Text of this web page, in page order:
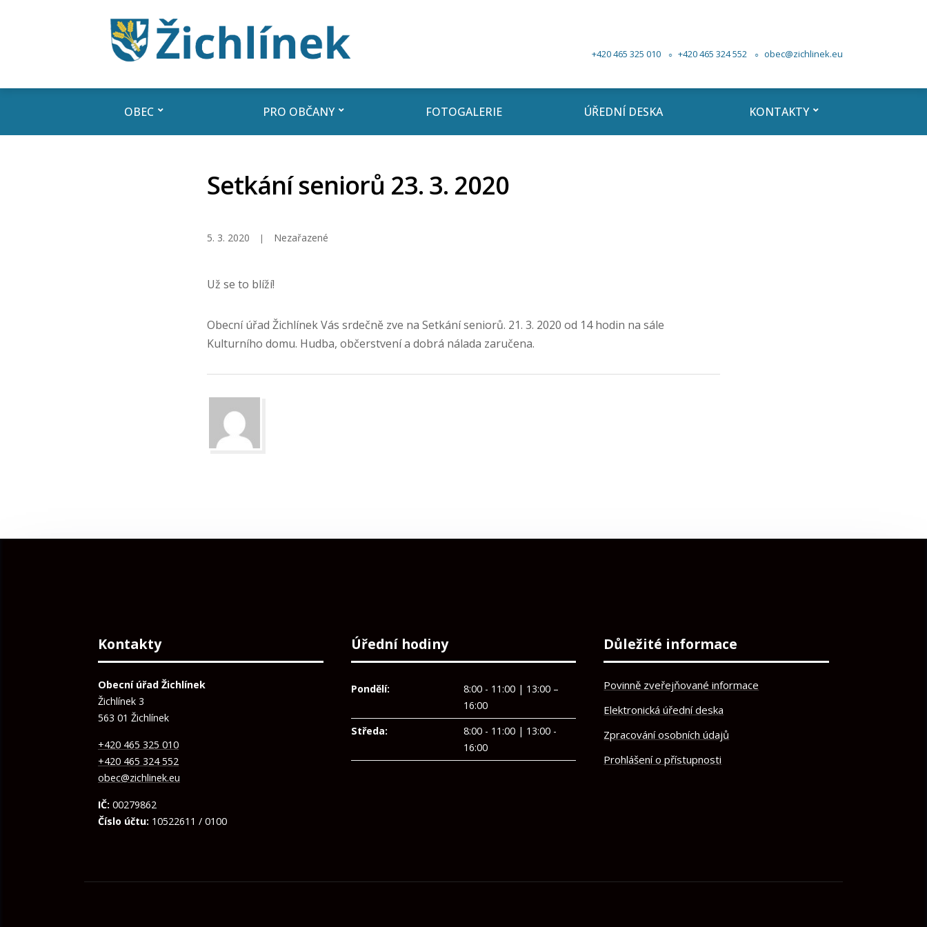
+420 465 325 010 +420 465 324 552 obec@zichlinek.eu
OBEC PRO OBČANY FOTOGALERIE ÚŘEDNÍ DESKA KONTAKTY
Setkání seniorů 23. 3. 2020
5. 3. 2020 Nezařazené
Už se to blíží!
Obecní úřad Žichlínek Vás srdečně zve na Setkání seniorů. 21. 3. 2020 od 14 hodin na sále
Kulturního domu. Hudba, občerstvení a dobrá nálada zaručena.
Kontakty
Obecní úřad Žichlínek
Žichlínek 3
563 01 Žichlínek
+420 465 325 010
+420 465 324 552
obec@zichlinek.eu
IČ: 00279862
Číslo účtu: 10522611 / 0100
Úřední hodiny
Pondělí:
8:00 - 11:00 | 13:00 –
16:00
Středa:
8:00 - 11:00 | 13:00 -
16:00
Důležité informace
Povinně zveřejňované informace
Elektronická úřední deska
Zpracování osobních údajů
Prohlášení o přístupnosti